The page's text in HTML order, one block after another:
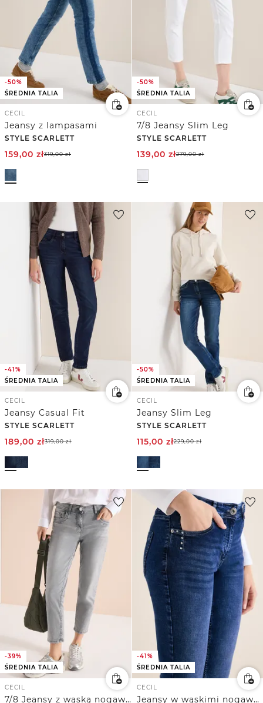
-50%
ŚREDNIA TALIA
CECIL
Jeansy z lampasami
STYLE SCARLETT
159,00 zł319,00zł
-50%
ŚREDNIA TALIA
CECIL
7/8 Jeansy Slim Leg
STYLE SCARLETT
139,00 zł279,00zł
-41%
ŚREDNIA TALIA
CECIL
Jeansy Casual Fit
STYLE SCARLETT
189,00 zł319,00zł
-50%
ŚREDNIA TALIA
CECIL
Jeansy Slim Leg
STYLE SCARLETT
115,00 zł229,00zł
-39%
ŚREDNIA TALIA
CECIL
7/8 Jeansy z wąską nogawką Mid Waist w stylu Casual Fit
-41%
ŚREDNIA TALIA
CECIL
Jeansy w wąskimi nogawkami